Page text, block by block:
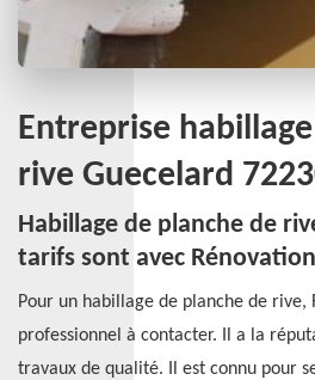
Entreprise
rive Guecelard
Habillage de planche de
tarifs sont avec
Pour un habillage de planche de rive,
professionnel à contacter. Il a la
travaux de qualité. Il est connu pour